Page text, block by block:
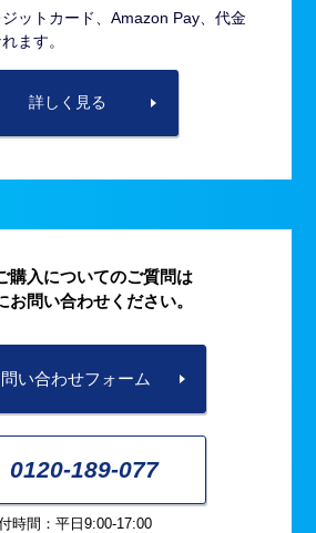
ットカード、Amazon Pay、代金
ます。
詳しく見る
購入についてのご質問は
お問い合わせください。
い合わせフォーム
0120-189-077
時間：平日9:00-17:00